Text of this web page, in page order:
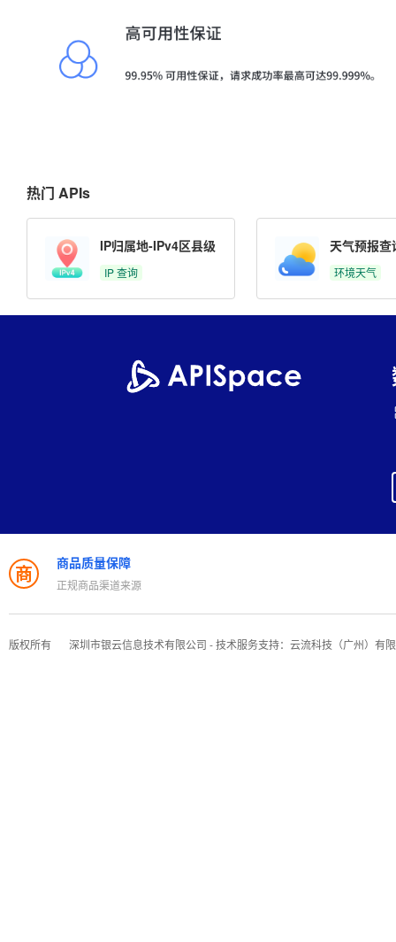
热门 APIs
IP归属地-IPv4区县级
IP 查询
天气预报查
环境天气
商 商品质量保障
正规商品渠道来源
版权所有 深圳市银云信息技术有限公司 - 技术服务支持：云流科技（广州）有